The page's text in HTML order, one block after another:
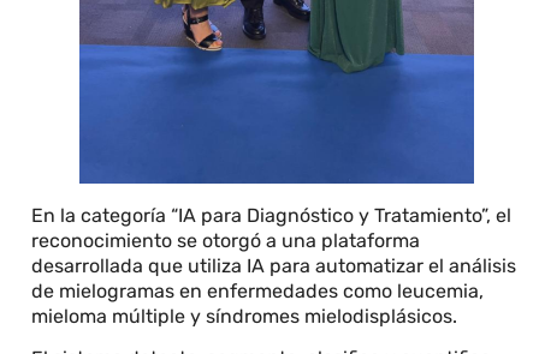
En la categoría “IA para Diagnóstico y Tratamiento”, el
reconocimiento se otorgó a una plataforma
desarrollada que utiliza IA para automatizar el análisis
de mielogramas en enfermedades como leucemia,
mieloma múltiple y síndromes mielodisplásicos.